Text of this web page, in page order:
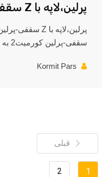
پرلین،لاپه با Z سقفی-پرلین کورمیت2
سقفی-پرلین کورمیت2 به طور اعم برای رابط‌های
Kormit Pars
قبلی
1
2